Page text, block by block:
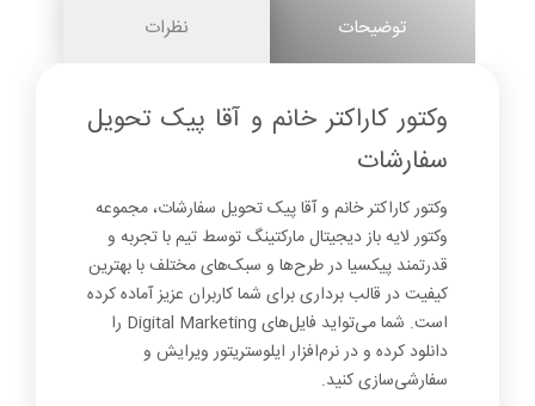
توضیحات نظرات
وکتور کاراکتر خانم و آقا پیک تحویل
سفارشات
وکتور کاراکتر خانم و آقا پیک تحویل سفارشات، مجموعه
وکتور لایه باز دیجیتال مارکتینگ توسط تیم با تجربه و
قدرتمند پیکسیا در طرح‌ها و سبک‌های مختلف با بهترین
کیفیت در قالب برداری برای شما کاربران عزیز آماده کرده
است. شما می‌تواید فایل‌های Digital Marketing را
دانلود کرده و در نرم‌افزار ایلوستریتور ویرایش و
سفارشی‌سازی کنید.